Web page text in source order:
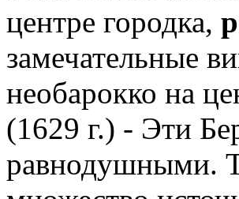
центре городка,
замечательные
необарокко на
(1629 г.) - Эти
равнодушными.